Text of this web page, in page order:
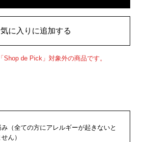
に入りに追加する
Shop de Pick」対象外の商品です。
（全ての方にアレルギーが起きないと
ん）